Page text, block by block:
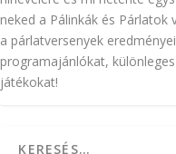
neked a Pálinkák és Párlatok
a párlatversenyek
programajánlókat,
játékokat!